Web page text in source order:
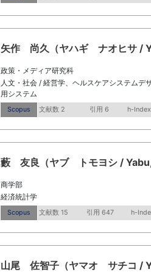
矢作 尚久（ヤハギ ナオヒサ /
政策・メディア研究科
人文・社会 / 経営学、ヘルスケアシステム
用システム
Scopus 文献数 2 引用 6 h-
藪 友良（ヤブ トモヨシ /
商学部
経済統計学
Scopus 文献数 15 引用 647 h-
山尾 佐智子（ヤマオ サチコ /